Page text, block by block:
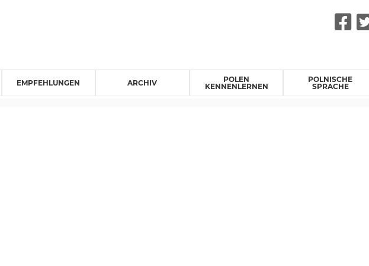
EMPFEHLUNGEN ARCHIV
POLEN
KENNENLERNEN
POLNISCHE
SPRACHE